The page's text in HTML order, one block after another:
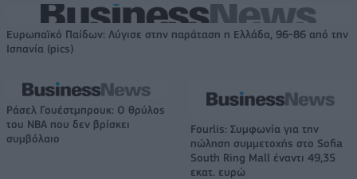
Ευρωπαϊκό Παίδων: Λύγισε στην παράταση η Ελλάδα, 96-86 από την
Ισπανία (pics)
Ράσελ Γουέστμπρουκ: Ο θρύλος
του NBA που δεν βρίσκει
συμβόλαιο
Fourlis: Συμφωνία για την
πώληση συμμετοχής στο Sofia
South Ring Mall έναντι 49,35
εκατ. ευρώ